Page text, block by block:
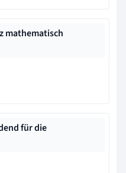
mathematisch
für die